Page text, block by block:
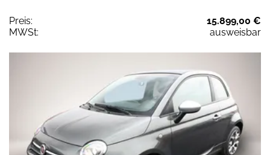
Preis:
15.899,00 €
MWSt:
ausweisbar